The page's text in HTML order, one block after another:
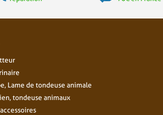
Lame de tondeuse animale
tondeuse animaux